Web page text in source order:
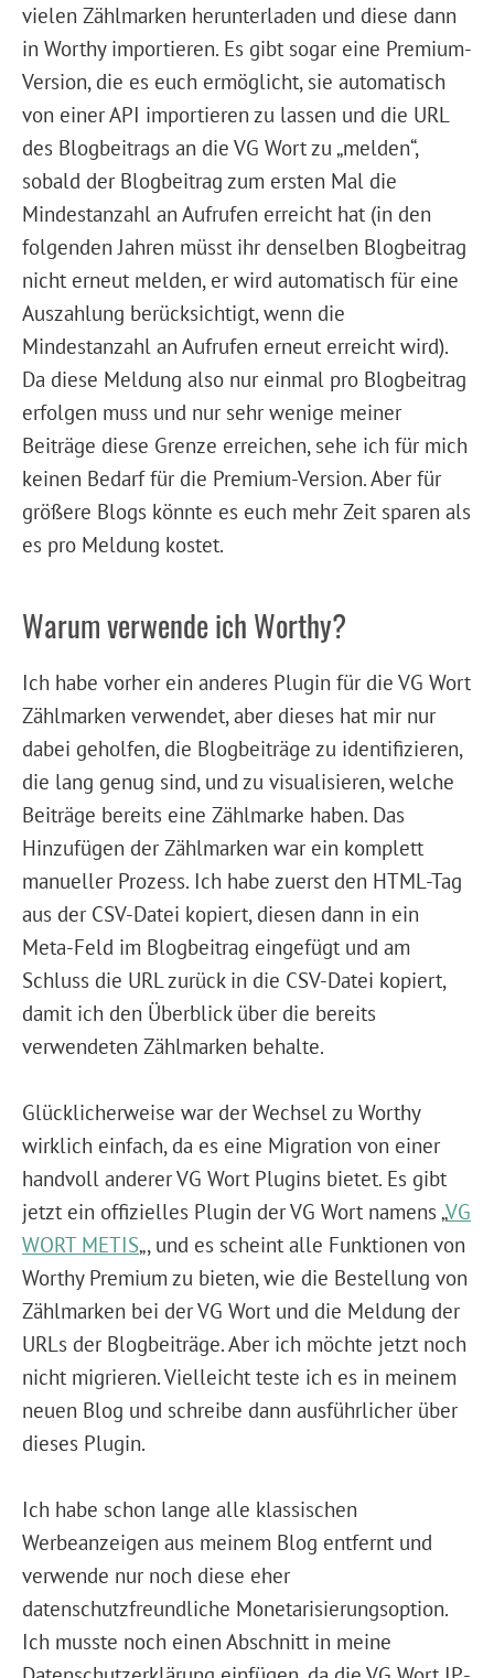
vielen Zählmarken herunterladen und diese dann
in Worthy importieren. Es gibt sogar eine Premium-
Version, die es euch ermöglicht, sie automatisch
von einer API importieren zu lassen und die URL
des Blogbeitrags an die VG Wort zu „melden“,
sobald der Blogbeitrag zum ersten Mal die
Mindestanzahl an Aufrufen erreicht hat (in den
folgenden Jahren müsst ihr denselben Blogbeitrag
nicht erneut melden, er wird automatisch für eine
Auszahlung berücksichtigt, wenn die
Mindestanzahl an Aufrufen erneut erreicht wird).
Da diese Meldung also nur einmal pro Blogbeitrag
erfolgen muss und nur sehr wenige meiner
Beiträge diese Grenze erreichen, sehe ich für mich
keinen Bedarf für die Premium-Version. Aber für
größere Blogs könnte es euch mehr Zeit sparen als
es pro Meldung kostet.
Warum verwende ich Worthy?
Ich habe vorher ein anderes Plugin für die VG Wort
Zählmarken verwendet, aber dieses hat mir nur
dabei geholfen, die Blogbeiträge zu identifizieren,
die lang genug sind, und zu visualisieren, welche
Beiträge bereits eine Zählmarke haben. Das
Hinzufügen der Zählmarken war ein komplett
manueller Prozess. Ich habe zuerst den HTML-Tag
aus der CSV-Datei kopiert, diesen dann in ein
Meta-Feld im Blogbeitrag eingefügt und am
Schluss die URL zurück in die CSV-Datei kopiert,
damit ich den Überblick über die bereits
verwendeten Zählmarken behalte.
Glücklicherweise war der Wechsel zu Worthy
wirklich einfach, da es eine Migration von einer
handvoll anderer VG Wort Plugins bietet. Es gibt
jetzt ein offizielles Plugin der VG Wort namens „VG
WORT METIS„, und es scheint alle Funktionen von
Worthy Premium zu bieten, wie die Bestellung von
Zählmarken bei der VG Wort und die Meldung der
URLs der Blogbeiträge. Aber ich möchte jetzt noch
nicht migrieren. Vielleicht teste ich es in meinem
neuen Blog und schreibe dann ausführlicher über
dieses Plugin.
Ich habe schon lange alle klassischen
Werbeanzeigen aus meinem Blog entfernt und
verwende nur noch diese eher
datenschutzfreundliche Monetarisierungsoption.
Ich musste noch einen Abschnitt in meine